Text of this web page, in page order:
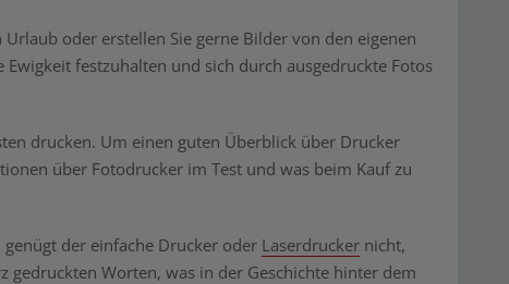
oder erstellen Sie gerne Bilder von den eigenen
festzuhalten und sich durch ausgedruckte Fotos
drucken. Um einen guten Überblick über Drucker
über Fotodrucker im Test und was beim Kauf zu
der einfache Drucker oder Laserdruckernicht,
Worten, was in der Geschichte hinter dem